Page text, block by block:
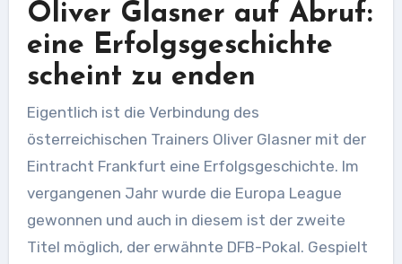
Oliver Glasner auf Abruf:
eine Erfolgsgeschichte
scheint zu enden
Eigentlich ist die Verbindung des
österreichischen Trainers Oliver Glasner mit der
Eintracht Frankfurt eine Erfolgsgeschichte. Im
vergangenen Jahr wurde die Europa League
gewonnen und auch in diesem ist der zweite
Titel möglich, der erwähnte DFB-Pokal. Gespielt